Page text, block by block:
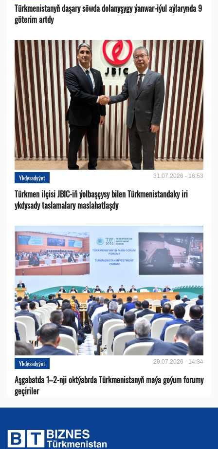
Türkmenistanyň daşary söwda dolanyşygy ýanwar-iýul aýlarynda 9
göterim artdy
Ykdysadyýet 31.07.2026 - 16:53
Türkmen ilçisi JBIC-iň ýolbaşçysy bilen Türkmenistandaky iri
ykdysady taslamalary maslahatlaşdy
Ykdysadyýet 29.07.2026 - 14:34
Aşgabatda 1–2-nji oktýabrda Türkmenistanyň maýa goýum forumy
geçiriler